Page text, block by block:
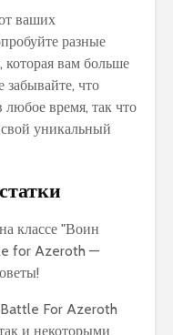
ваших
разные
вам больше
забывайте, что
время, так что
уникальный
For Azeroth
и некоторыми